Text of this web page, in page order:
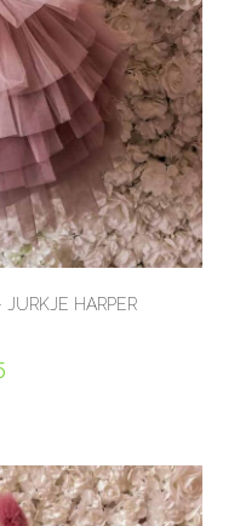
HARPER